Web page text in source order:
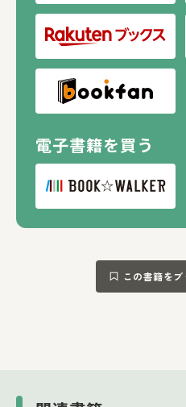
電子書籍を買う
この書籍を